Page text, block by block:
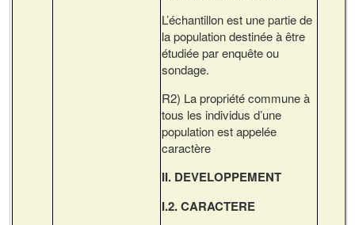
L’échantillon est une partie de
la population destinée à être
étudiée par enquête ou
sondage.
R2) La propriété commune à
tous les individus d’une
population est appelée
caractère
II. DEVELOPPEMENT
I.2. CARACTERE